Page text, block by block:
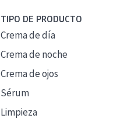
TIPO DE PRODUCTO
Crema de día
Crema de noche
Crema de ojos
Sérum
Limpieza